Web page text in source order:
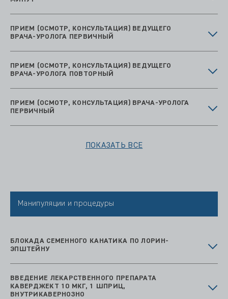
ПРИЕМ (ОСМОТР, КОНСУЛЬТАЦИЯ) ВЕДУЩЕГО
ВРАЧА-УРОЛОГА ПЕРВИЧНЫЙ
ПРИЕМ (ОСМОТР, КОНСУЛЬТАЦИЯ) ВЕДУЩЕГО
ВРАЧА-УРОЛОГА ПОВТОРНЫЙ
ПРИЕМ (ОСМОТР, КОНСУЛЬТАЦИЯ) ВРАЧА-УРОЛОГА
ПЕРВИЧНЫЙ
ПОКАЗАТЬ ВСЕ
Манипуляции и процедуры
БЛОКАДА СЕМЕННОГО КАНАТИКА ПО ЛОРИН-
ЭПШТЕЙНУ
ВВЕДЕНИЕ ЛЕКАРСТВЕННОГО ПРЕПАРАТА
КАВЕРДЖЕКТ 10 МКГ, 1 ШПРИЦ,
ВНУТРИКАВЕРНОЗНО